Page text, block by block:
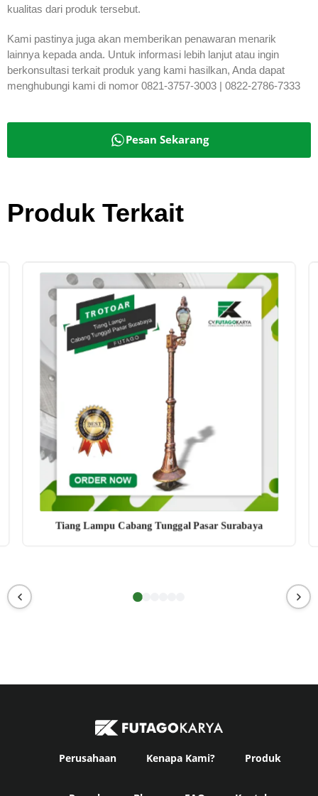
kualitas dari produk tersebut.
Kami pastinya juga akan memberikan penawaran menarik
lainnya kepada anda. Untuk informasi lebih lanjut atau ingin
berkonsultasi terkait produk yang kami hasilkan, Anda dapat
menghubungi kami di nomor 0821-3757-3003 | 0822-2786-7333
Pesan Sekarang
Produk Terkait
Tiang Lampu Cabang Tunggal Pasar Surabaya
Perusahaan Kenapa Kami? Produk